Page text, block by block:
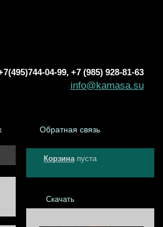
04-99, +7 (985) 928-81-63
info@kamasa.su
Обратная связь
Корзина пуста
Скачать